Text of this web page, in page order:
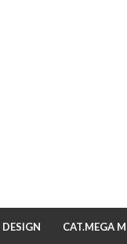
DESIGN CAT.MEGA